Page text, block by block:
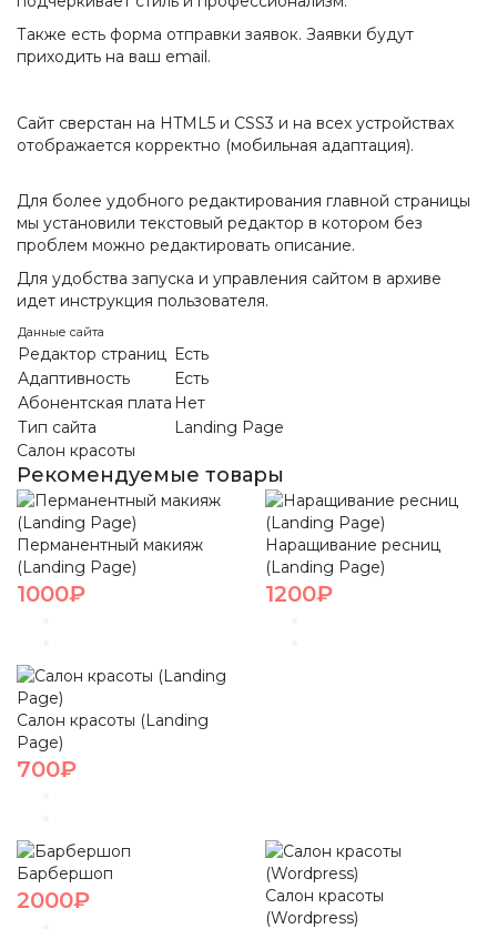
Также есть форма отправки заявок. Заявки будут
приходить на ваш email.
Сайт сверстан на HTML5 и CSS3 и на всех устройствах
отображается корректно (мобильная адаптация).
Для более удобного редактирования главной страницы
мы установили текстовый редактор в котором без
проблем можно редактировать описание.
Для удобства запуска и управления сайтом в архиве
идет инструкция пользователя.
Данные сайта
Редактор страниц Есть
Адаптивность
Есть
Абонентская плата Нет
Тип сайта
Landing Page
Салон красоты
Рекомендуемые товары
Перманентный макияж
(Landing Page)
1000₽
Наращивание ресниц
(Landing Page)
1200₽
Салон красоты (Landing
Page)
700₽
Барбершоп
2000₽
Салон красоты
(Wordpress)